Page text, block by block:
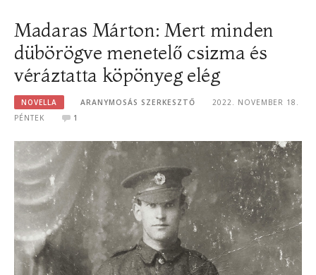
Madaras Márton: Mert minden
dübörögve menetelő csizma és
véráztatta köpönyeg elég
NOVELLA ARANYMOSÁS SZERKESZTŐ
2022. NOVEMBER 18.
PÉNTEK
1